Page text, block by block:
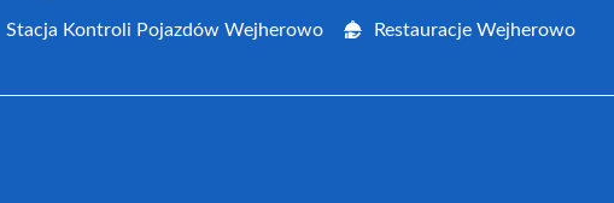
Stacja Kontroli Pojazdów Wejherowo Restauracje Wejherowo